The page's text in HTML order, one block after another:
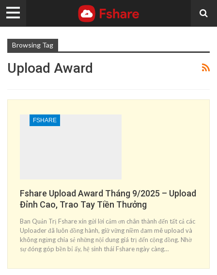
Browsing Tag
Upload Award
FSHARE
Fshare Upload Award Tháng 9/2025 – Upload
Đỉnh Cao, Trao Tay Tiền Thưởng
Ban Quản Trị Fshare xin gửi lời cảm ơn chân thành đến tất cả các
Uploader đã luôn đồng hành, giữ vững niềm đam mê upload và
không ngừng chia sẻ những nội dung giá trị đến cộng đồng. Nhờ
sự đóng góp bền bỉ ấy, hệ sinh thái Fshare ngày càng…